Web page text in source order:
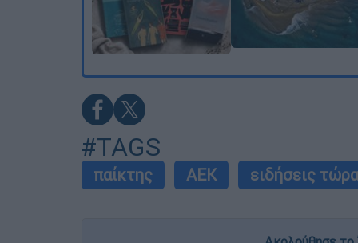
#TAGS
παίκτης ΑΕΚ ειδήσεις τώρα